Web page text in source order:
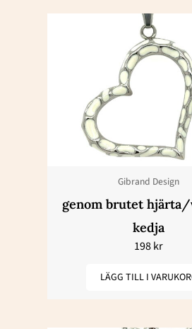
Gibrand Design
genom brutet
kedja
198kr
LÄGG TILL I